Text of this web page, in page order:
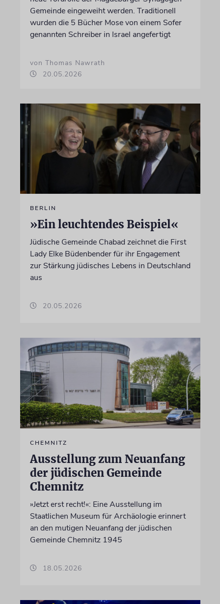
Gemeinde eingeweiht werden. Traditionell
wurden die 5 Bücher Mose von einem Sofer
genannten Schreiber in Israel angefertigt
von Thomas Nawrath
20.05.2026
BERLIN
»Ein leuchtendes Beispiel«
Jüdische Gemeinde Chabad zeichnet die First
Lady Elke Büdenbender für ihr Engagement
zur Stärkung jüdisches Lebens in Deutschland
aus
20.05.2026
CHEMNITZ
Ausstellung zum Neuanfang
der jüdischen Gemeinde
Chemnitz
»Jetzt erst recht!«: Eine Ausstellung im
Staatlichen Museum für Archäologie erinnert
an den mutigen Neuanfang der jüdischen
Gemeinde Chemnitz 1945
18.05.2026